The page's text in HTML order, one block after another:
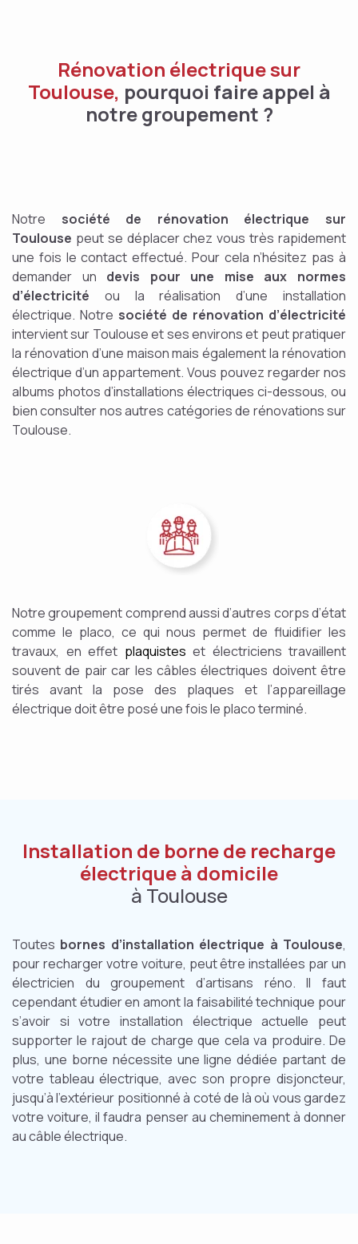
Rénovation électrique sur
Toulouse, pourquoi faire appel à
notre groupement ?
Notre société de rénovation électrique sur
Toulouse peut se déplacer chez vous très rapidement
une fois le contact effectué. Pour cela n’hésitez pas à
demander un devis pour une mise aux normes
d’électricité ou la réalisation d’une installation
électrique. Notre société de rénovation d’électricité
intervient sur Toulouse et ses environs et peut pratiquer
la rénovation d’une maison mais également la rénovation
électrique d’un appartement. Vous pouvez regarder nos
albums photos d’installations électriques ci-dessous, ou
bien consulter nos autres catégories de rénovations sur
Toulouse.
Notre groupement comprend aussi d’autres corps d’état
comme le placo, ce qui nous permet de fluidifier les
travaux, en effet plaquistes et électriciens travaillent
souvent de pair car les câbles électriques doivent être
tirés avant la pose des plaques et l’appareillage
électrique doit être posé une fois le placo terminé.
Installation de borne de recharge
électrique à domicile
à Toulouse
Toutes bornes d’installation électrique à Toulouse,
pour recharger votre voiture, peut être installées par un
électricien du groupement d’artisans réno. Il faut
cependant étudier en amont la faisabilité technique pour
s’avoir si votre installation électrique actuelle peut
supporter le rajout de charge que cela va produire. De
plus, une borne nécessite une ligne dédiée partant de
votre tableau électrique, avec son propre disjoncteur,
jusqu’à l’extérieur positionné à coté de là où vous gardez
votre voiture, il faudra penser au cheminement à donner
au câble électrique.